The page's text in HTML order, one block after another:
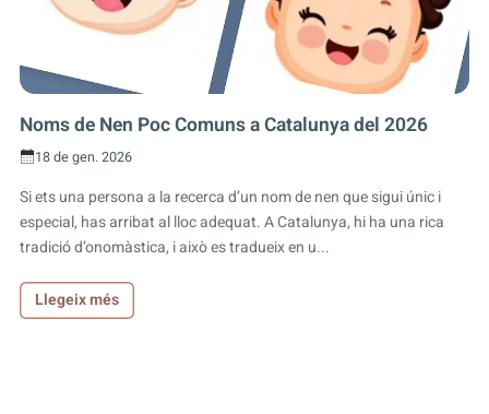
Noms de Nen Poc Comuns a Catalunya del 2026
18 de gen. 2026
Si ets una persona a la recerca d’un nom de nen que sigui únic i
especial, has arribat al lloc adequat. A Catalunya, hi ha una rica
tradició d’onomàstica, i això es tradueix en u...
Llegeix més